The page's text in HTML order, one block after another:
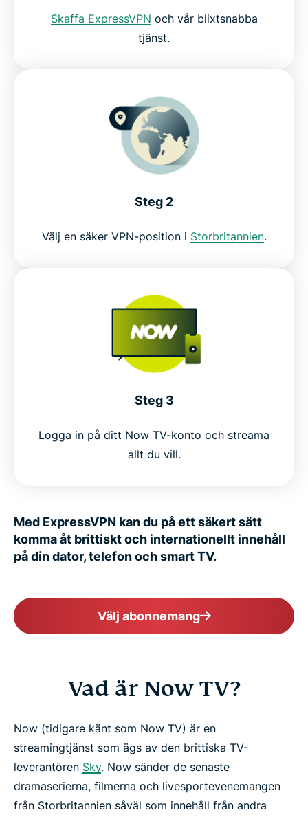
Varför använda ExpressVPN?
Skaffa ExpressVPN och vår blixtsnabba
tjänst.
Steg 2
Välj en säker VPN-position i Storbritannien.
Steg 3
Logga in på ditt Now TV-konto och streama
allt du vill.
Med ExpressVPN kan du på ett säkert sätt
komma åt brittiskt och internationellt innehåll
på din dator, telefon och smart TV.
Välj abonnemang
Vad är Now TV?
Now (tidigare känt som Now TV) är en
streamingtjänst som ägs av den brittiska TV-
leverantören Sky. Now sänder de senaste
dramaserierna, filmerna och livesportevenemangen
från Storbritannien såväl som innehåll från andra